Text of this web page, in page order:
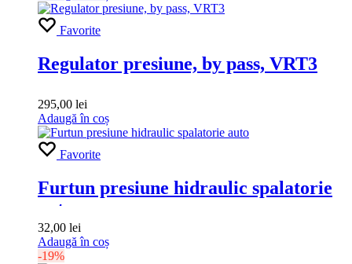
Favorite
Regulator presiune, by pass, VRT3
295,00 lei
Adaugă în coș
Favorite
Furtun presiune hidraulic spalatorie
auto
32,00 lei
Adaugă în coș
-19%